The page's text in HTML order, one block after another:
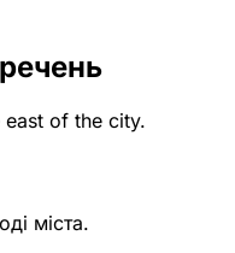
of the city.
міста.